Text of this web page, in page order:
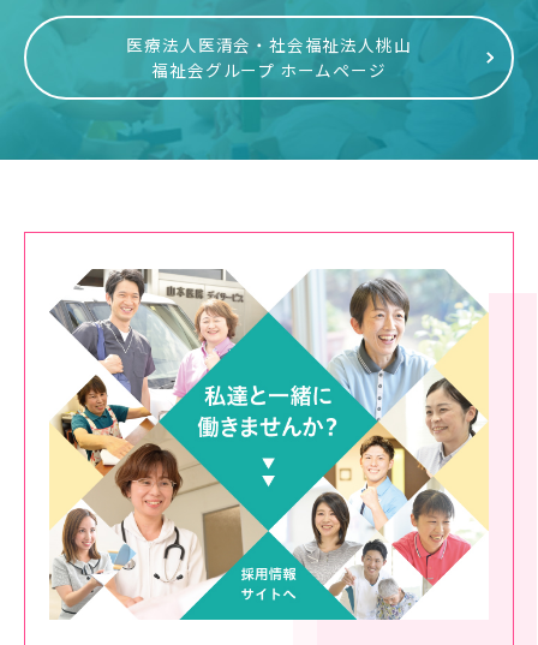
医療法人医清会・社会福祉法人桃山
福祉会グループ ホームページ